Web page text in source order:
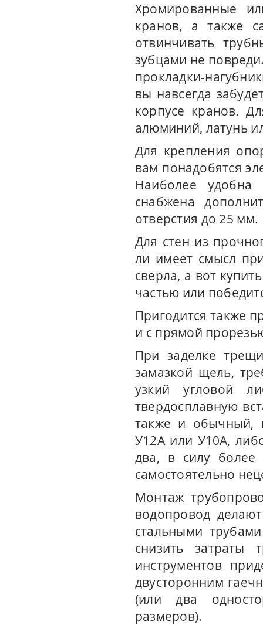
Хромированные
кранов, а также
отвинчивать
зубцами не
прокладки-
вы навсегда
корпусе кранов.
алюминий, латунь
Для крепления
вам понадобятся
Наиболее удобна
снабжена
отверстия до 25
Для стен из
ли имеет смысл
сверла, а вот
частью или
Пригодится также
и с прямой
При заделке
замазкой щель,
узкий угловой
твердосплавную
также и обычный,
У12А или У10А,
два, в силу более
самостоятельно
Монтаж
водопровод
стальными
снизить затраты
инструментов
двусторонним
(или два
размеров).